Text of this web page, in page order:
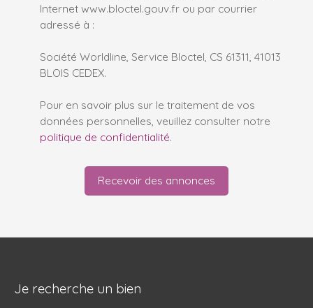
Internet www.bloctel.gouv.fr ou par courrier
adressé à :
Société Worldline, Service Bloctel, CS 61311, 41013
BLOIS CEDEX.
Pour en savoir plus sur le traitement de vos
données personnelles, veuillez consulter notre
politique de confidentialité.
Recevoir des annonces
Je recherche un bien